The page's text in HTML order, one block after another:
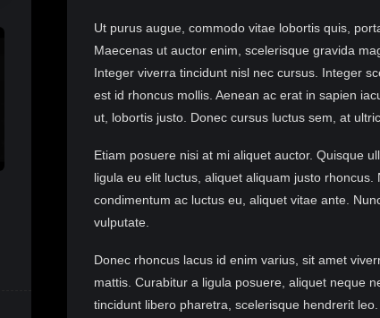
Ut purus augue, commodo vitae lobortis quis,
Maecenas ut auctor enim, scelerisque gravida
Integer viverra tincidunt nisl nec cursus. Integer
est id rhoncus mollis. Aenean ac erat in sapien
ut, lobortis justo. Donec cursus luctus sem, at
Etiam posuere nisi at mi aliquet auctor. Quisque
ligula eu elit luctus, aliquet aliquam justo
condimentum ac luctus eu, aliquet vitae ante.
vulputate.
Donec rhoncus lacus id enim varius, sit amet
mattis. Curabitur a ligula posuere, aliquet neque
tincidunt libero pharetra, scelerisque hendrerit